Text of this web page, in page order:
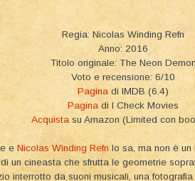
Regia: Nicolas Winding Refn
Anno: 2016
Titolo originale: The Neon Demon
Voto e recensione: 6/10
Pagina di IMDB (6.4)
Pagina di I Check Movies
Acquista su Amazon (Limited con
e Nicolas Winding Refn lo sa, ma non è un
un cineasta che sfrutta le geometrie
interrotto da suoni musicali, una